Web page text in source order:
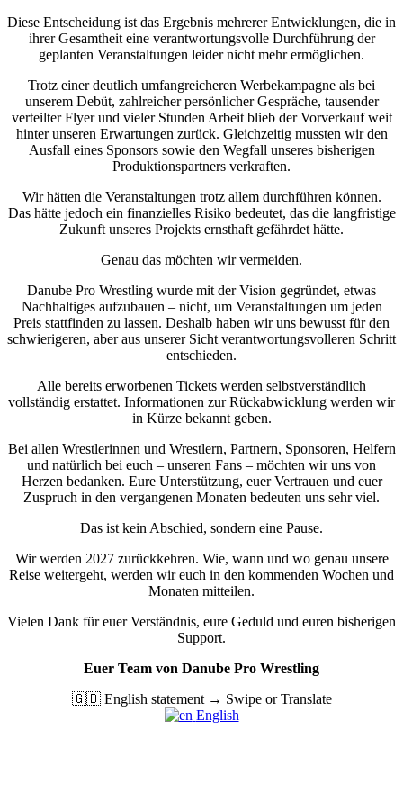
Diese Entscheidung ist das Ergebnis mehrerer Entwicklungen, die in
ihrer Gesamtheit eine verantwortungsvolle Durchführung der
geplanten Veranstaltungen leider nicht mehr ermöglichen.
Trotz einer deutlich umfangreicheren Werbekampagne als bei
unserem Debüt, zahlreicher persönlicher Gespräche, tausender
verteilter Flyer und vieler Stunden Arbeit blieb der Vorverkauf weit
hinter unseren Erwartungen zurück. Gleichzeitig mussten wir den
Ausfall eines Sponsors sowie den Wegfall unseres bisherigen
Produktionspartners verkraften.
Wir hätten die Veranstaltungen trotz allem durchführen können.
Das hätte jedoch ein finanzielles Risiko bedeutet, das die langfristige
Zukunft unseres Projekts ernsthaft gefährdet hätte.
Genau das möchten wir vermeiden.
Danube Pro Wrestling wurde mit der Vision gegründet, etwas
Nachhaltiges aufzubauen – nicht, um Veranstaltungen um jeden
Preis stattfinden zu lassen. Deshalb haben wir uns bewusst für den
schwierigeren, aber aus unserer Sicht verantwortungsvolleren Schritt
entschieden.
Alle bereits erworbenen Tickets werden selbstverständlich
vollständig erstattet. Informationen zur Rückabwicklung werden wir
in Kürze bekannt geben.
Bei allen Wrestlerinnen und Wrestlern, Partnern, Sponsoren, Helfern
und natürlich bei euch – unseren Fans – möchten wir uns von
Herzen bedanken. Eure Unterstützung, euer Vertrauen und euer
Zuspruch in den vergangenen Monaten bedeuten uns sehr viel.
Das ist kein Abschied, sondern eine Pause.
Wir werden 2027 zurückkehren. Wie, wann und wo genau unsere
Reise weitergeht, werden wir euch in den kommenden Wochen und
Monaten mitteilen.
Vielen Dank für euer Verständnis, eure Geduld und euren bisherigen
Support.
Euer Team von Danube Pro Wrestling
🇬🇧 English statement → Swipe or Translate
English